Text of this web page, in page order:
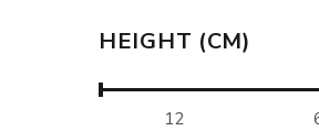
HEIGHT (CM)